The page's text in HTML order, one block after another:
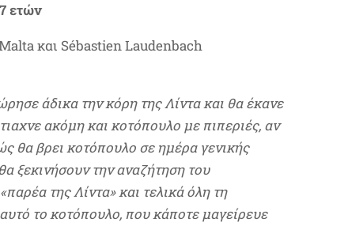
ετών
και Sébastien Laudenbach
άδικα την κόρη της Λίντα και θα έκανε
ακόμη και κοτόπουλο με πιπεριές, αν
θα βρει κοτόπουλο σε ημέρα γενικής
ξεκινήσουν την αναζήτηση του
της Λίντα» και τελικά όλη τη
αυτό το κοτόπουλο, που κάποτε μαγείρευε